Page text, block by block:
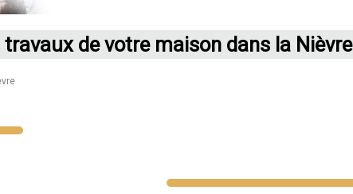
de votre maison dans la Nièvre